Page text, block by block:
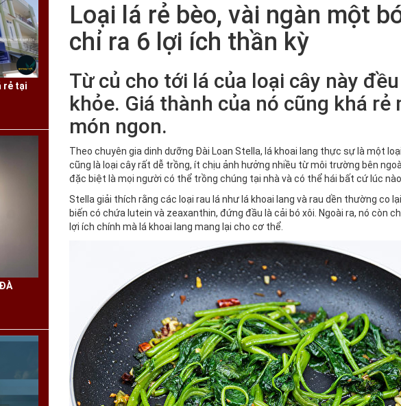
rẻ tại
Loại lá rẻ bèo, vài ngàn một
chỉ ra 6 lợi ích thần kỳ
Từ củ cho tới lá của loại cây này
khỏe. Giá thành của nó cũng khá
món ngon.
Theo chuyên gia dinh dưỡng Đài Loan Stella, lá khoai lang thực sự là một
cũng là loại cây rất dễ trồng, ít chịu ảnh hưởng nhiều từ môi trường bên
đặc biệt là mọi người có thể trồng chúng tại nhà và có thể hái bất cứ lúc nào.
Stella giải thích rằng các loại rau lá như lá khoai lang và rau dền thường co
biến có chứa lutein và zeaxanthin, đứng đầu là cải bó xôi. Ngoài ra, nó còn
lợi ích chính mà lá khoai lang mang lại cho cơ thể.